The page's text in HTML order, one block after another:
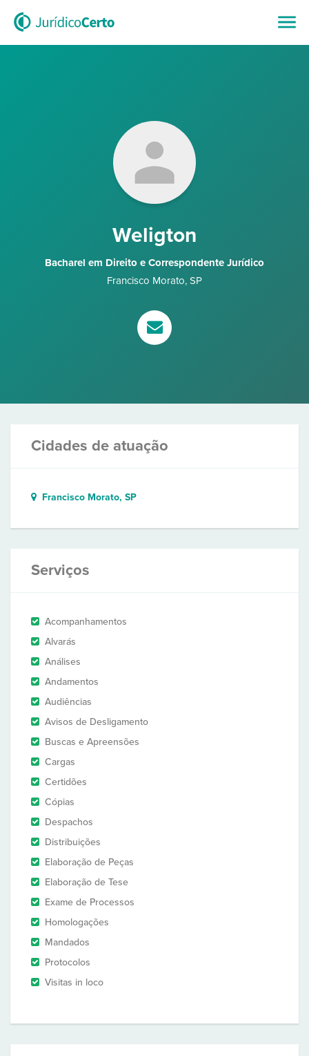
Weligton
Bacharel em Direito e Correspondente Jurídico
Francisco Morato, SP
Cidades de atuação
Francisco Morato, SP
Serviços
Acompanhamentos
Alvarás
Análises
Andamentos
Audiências
Avisos de Desligamento
Buscas e Apreensões
Cargas
Certidões
Cópias
Despachos
Distribuições
Elaboração de Peças
Elaboração de Tese
Exame de Processos
Homologações
Mandados
Protocolos
Visitas in loco